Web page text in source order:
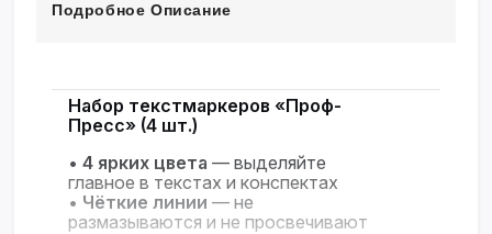
Подробное Описание
Набор текстмаркеров «Проф-
Пресс» (4 шт.)
• 4 ярких цвета — выделяйте
главное в текстах и конспектах
• Чёткие линии — не
размазываются и не просвечивают